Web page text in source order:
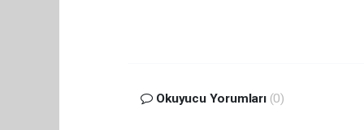
Okuyucu Yorumları (0)